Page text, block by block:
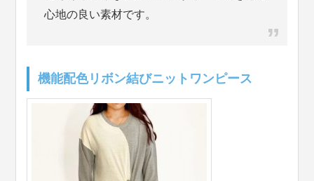
心地の良い素材です。
機能配色リボン結びニットワンピース